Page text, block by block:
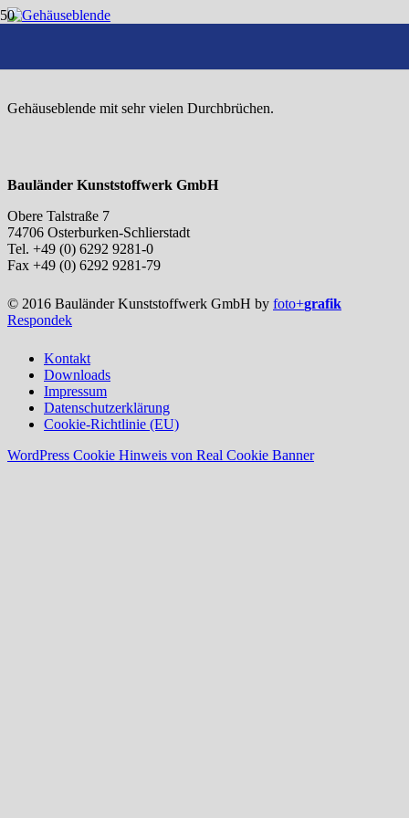
Gehäuseblende mit sehr vielen Durchbrüchen.
Bauländer Kunststoffwerk GmbH
Obere Talstraße 7
74706 Osterburken-Schlierstadt
Tel. +49 (0) 6292 9281-0
Fax +49 (0) 6292 9281-79
© 2016 Bauländer Kunststoffwerk GmbH by foto+grafik
Respondek
Kontakt
Downloads
Impressum
Datenschutzerklärung
Cookie-Richtlinie (EU)
WordPress Cookie Hinweis von Real Cookie Banner